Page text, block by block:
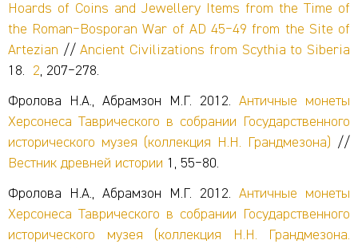
Hoards of Coins and Jewellery Items from the Time of
the Roman‒Bosporan War of AD 45‒49 from the Site of
Artezian //Ancient Civilizations from Scythia to Siberia
18.
2, 207‒278.
Фролова Н.А., Абрамзон М.Г. 2012. Античные монеты
Херсонеса Таврического в собрании Государственного
исторического музея (коллекция Н.Н. Грандмезона) //
Вестник древней истории 1, 55‒80.
Фролова Н.А., Абрамзон М.Г. 2012. Античные монеты
Херсонеса Таврического в собрании Государственного
исторического музея (коллекция Н.Н. Грандмезона.